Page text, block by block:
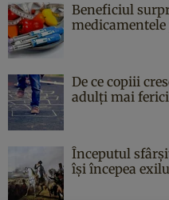
Beneficiul
De ce copiii
adulți mai
Începutul
îşi începea